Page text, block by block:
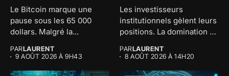
Le Bitcoin marque une
pause sous les 65 000
dollars. Malgré la...
PARLAURENT
9 AOÛT 2026 À 9H43
Les investisseurs
institutionnels gèlent leurs
positions. La domination de
PARLAURENT
8 AOÛT 2026 À 14H20